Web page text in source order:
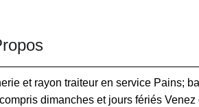
et rayon traiteur en service Pains;
dimanches et jours fériés